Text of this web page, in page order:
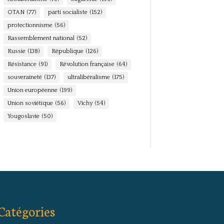
OTAN (77) parti socialiste (152)
protectionnisme (56)
Rassemblement national (52)
Russie (138) République (126)
Résistance (91) Révolution française (64)
souveraineté (137) ultralibéralisme (175)
Union européenne (199)
Union soviétique (56) Vichy (54)
Yougoslavie (50)